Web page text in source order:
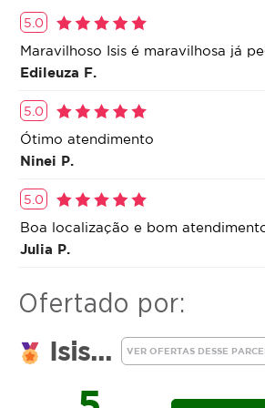
Esse é o pacote ideal para cuidar
completa, proporcionando dias
energizados e com uma pele
5.0
Maravilhoso Isis é maravilhosa já
Edileuza F.
5.0
Ótimo atendimento
Ninei P.
5.0
Boa localização e bom
Julia P.
Ofertado por:
Isis... VER OFERTAS DESSE